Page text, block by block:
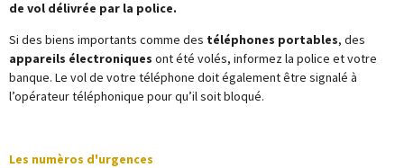
de vol délivrée par la police.
Si des biens importants comme des téléphones portables, des
appareils électroniques ont été volés, informez la police et votre
banque. Le vol de votre téléphone doit également être signalé à
l’opérateur téléphonique pour qu’il soit bloqué.
Les numèros d'urgences